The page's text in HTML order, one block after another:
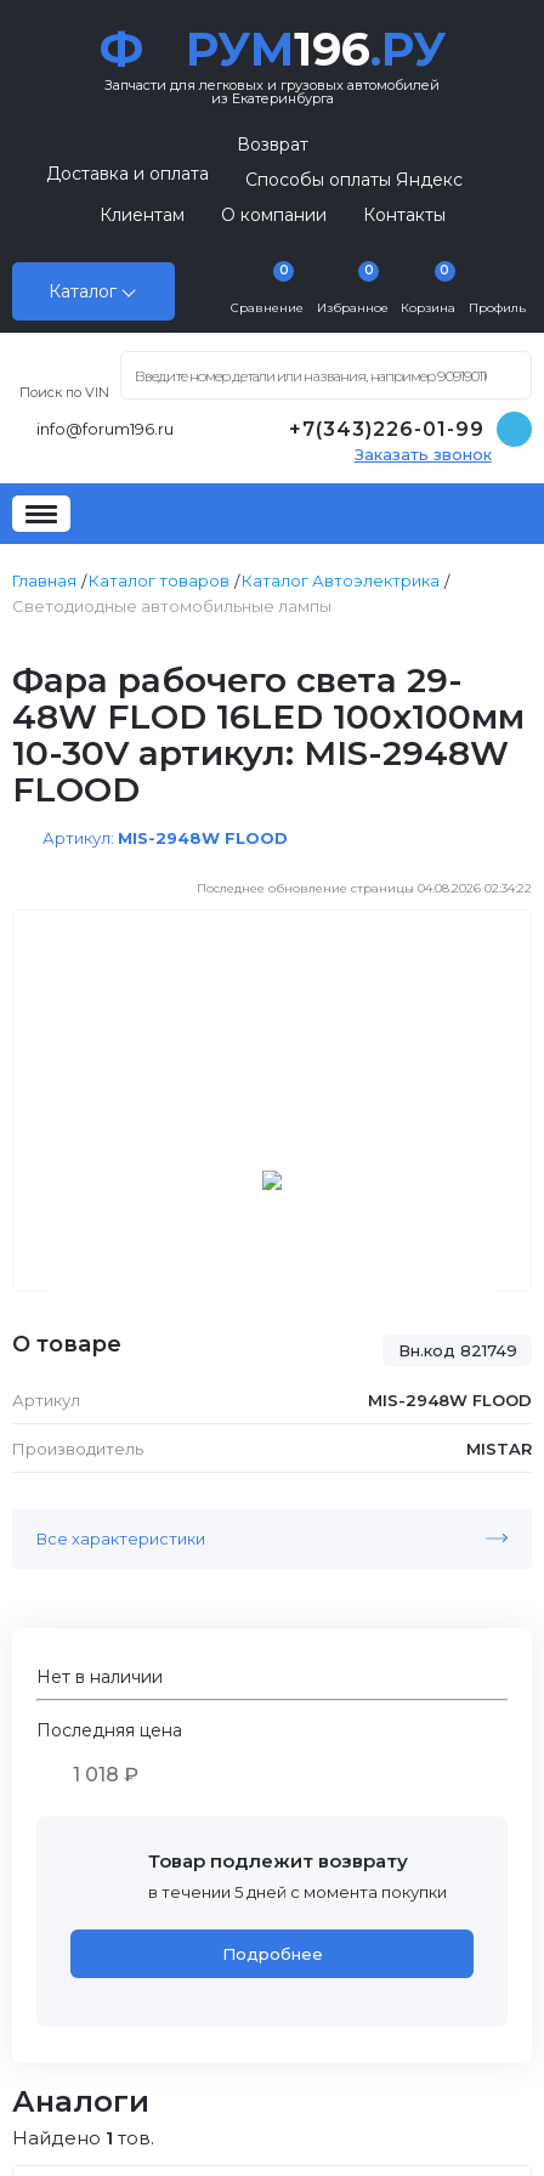
Ф РУМ196.РУ
Запчасти для легковых и грузовых автомобилей
из Екатеринбурга
Каталог
Возврат
Доставка и оплата
Способы оплаты Яндекс
Клиентам
О компании Контакты
Сравнение
0
Избранное
0
Корзина
0
Профиль
Поиск по VIN
info@forum196.ru +7(343)226-01-99
Заказать звонок
Главная Каталог товаров
Каталог Автоэлектрика
Светодиодные автомобильные лампы
Фара рабочего света 29-
48W FLOD 16LED 100х100мм
10-30V артикул: MIS-2948W
FLOOD
Артикул: MIS-2948W FLOOD
Последнее обновление страницы 04.08.2026 02:34:22
Вн.код 821749
О товаре
Артикул MIS-2948W FLOOD
Производитель MISTAR
Все характеристики
Нет в наличии
Последняя цена
1 018 ₽
Товар подлежит возврату
в течении 5 дней с момента покупки
Подробнее
Аналоги
Найдено 1 тов.